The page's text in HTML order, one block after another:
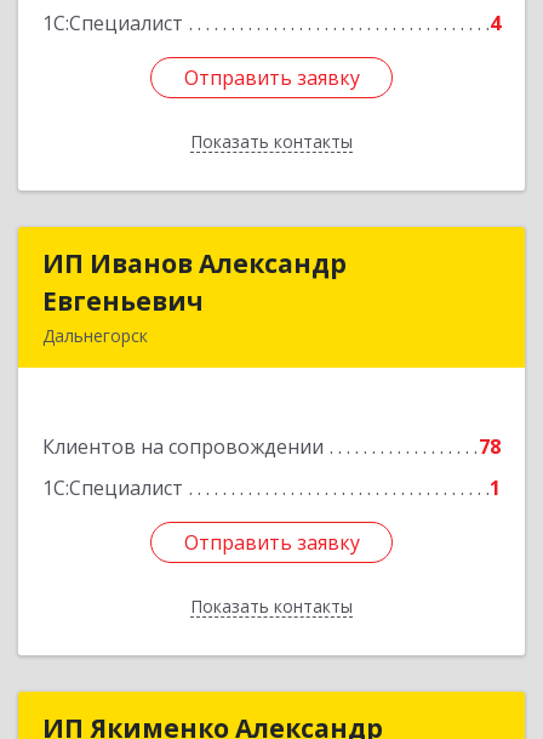
1С:Специалист
4
Отправить заявку
Показать контакты
Отправить заявку
Назад
ИП Иванов Александр
Евгеньевич
Дальнегорск
Клиентов на сопровождении
78
1С:Специалист
1
Отправить заявку
Показать контакты
ИП Иванов Александр
Подробнее
Отправить заявку
Назад
ИП Якименко Александр
ИП Якименко Александр